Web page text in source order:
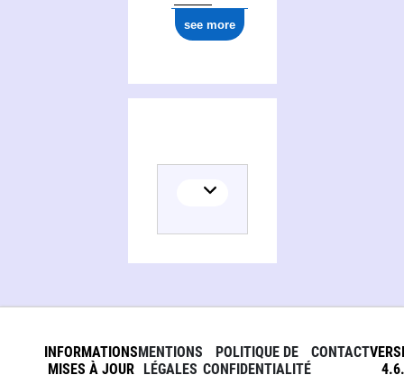
see more
INFORMATIONS
MISES À JOUR
MENTIONS
LÉGALES
POLITIQUE DE
CONFIDENTIALITÉ
CONTACT